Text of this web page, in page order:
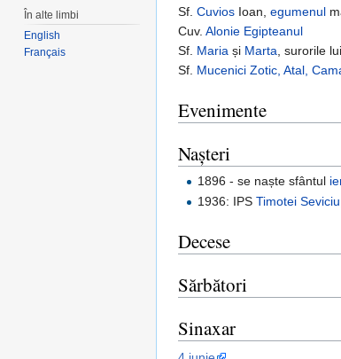
Sf. Cuvios Ioan, egumenul
Cuv. Alonie Egipteanul
Sf. Maria și Marta , surorile lui
Sf. Mucenici Zotic, Atal,
Evenimente
Nașteri
1896 - se naște sfântul
1936: IPSTimotei Seviciu
Decese
Sărbători
Sinaxar
În alte limbi
English
Français